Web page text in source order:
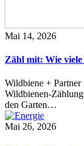
Mai 14, 2026
Zähl mit: Wie
Wildbiene + Partner
Wildbienen-
den Garten…
Mai 26, 2026